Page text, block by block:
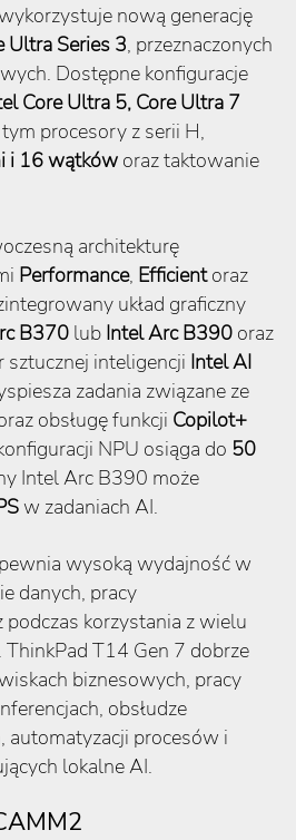
nową generację
Ultra Series 3, przeznaczonych
Dostępne konfiguracje
Core Ultra 5, Core Ultra 7
procesory z serii H,
i 16 wątków oraz taktowanie
architekturę
Performance, Efficientoraz
układ graficzny
B370 lub Intel Arc B390 oraz
inteligencji Intel AI
zadania związane ze
obsługę funkcji Copilot+
NPU osiąga do 50
Intel Arc B390 może
w zadaniach AI.
wysoką wydajność w
danych, pracy
korzystania z wielu
ThinkPad T14 Gen 7 dobrze
biznesowych, pracy
obsłudze
procesów i
lokalne AI.